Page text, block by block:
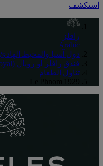
استكشف
رافلز
Arabic
دول آسيا والمحيط الهادئ
فندق رافلز لو رويال (Raffles Hotel Le Royal)
تناول الطعام